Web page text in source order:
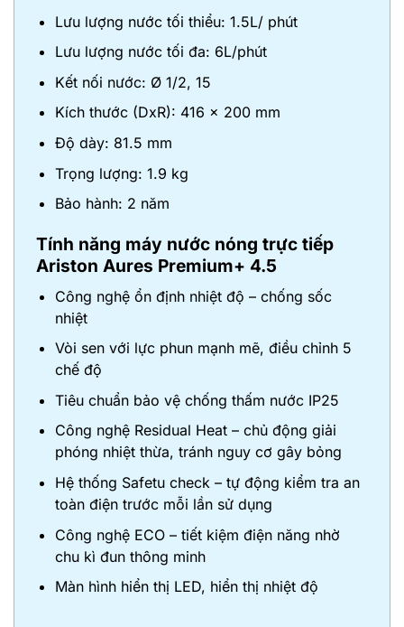
Lưu lượng nước tối thiểu: 1.5L/ phút
Lưu lượng nước tối đa: 6L/phút
Kết nối nước: Ø 1/2, 15
Kích thước (DxR): 416 x 200 mm
Độ dày: 81.5 mm
Trọng lượng: 1.9 kg
Bảo hành: 2 năm
Tính năng máy nước nóng trực tiếp
Ariston Aures Premium+ 4.5
Công nghệ ổn định nhiệt độ – chống sốc
nhiệt
Vòi sen với lực phun mạnh mẽ, điều chỉnh 5
chế độ
Tiêu chuẩn bảo vệ chống thấm nước IP25
Công nghệ Residual Heat – chủ động giải
phóng nhiệt thừa, tránh nguy cơ gây bỏng
Hệ thống Safetu check – tự động kiểm tra an
toàn điện trước mỗi lần sử dụng
Công nghệ ECO – tiết kiệm điện năng nhờ
chu kì đun thông minh
Màn hình hiển thị LED, hiển thị nhiệt độ